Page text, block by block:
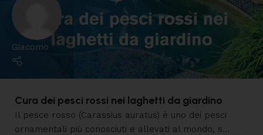
Giacomo
Cura dei pesci rossi nei laghetti da giardino
Il pesce rosso (Carassius auratus) è uno dei pesci
ornamentali più conosciuti e allevati al mondo, s...